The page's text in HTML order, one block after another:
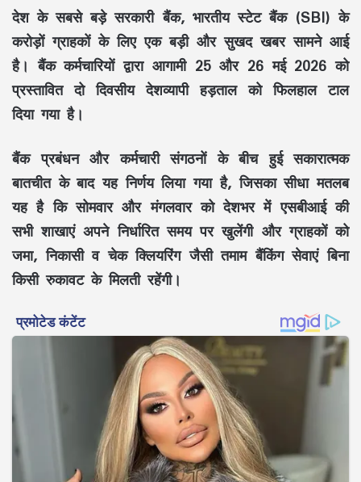
देश के सबसे बड़े सरकारी बैंक, भारतीय स्टेट बैंक (SBI) के
करोड़ों ग्राहकों के लिए एक बड़ी और सुखद खबर सामने आई
है। बैंक कर्मचारियों द्वारा आगामी 25 और 26 मई 2026 को
प्रस्तावित दो दिवसीय देशव्यापी हड़ताल को फिलहाल टाल
दिया गया है।
बैंक प्रबंधन और कर्मचारी संगठनों के बीच हुई सकारात्मक
बातचीत के बाद यह निर्णय लिया गया है, जिसका सीधा मतलब
यह है कि सोमवार और मंगलवार को देशभर में एसबीआई की
सभी शाखाएं अपने निर्धारित समय पर खुलेंगी और ग्राहकों को
जमा, निकासी व चेक क्लियरिंग जैसी तमाम बैंकिंग सेवाएं बिना
किसी रुकावट के मिलती रहेंगी।